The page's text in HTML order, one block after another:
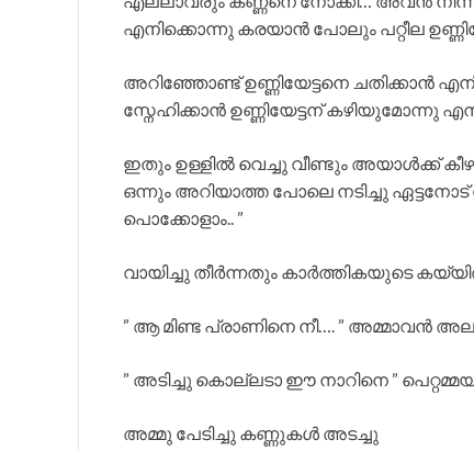
എനിക്കൊന്നു കരയാൻ പോലും പറ്റീല
അറിഞ്ഞോണ്ട് ഉണ്ണിയേട്ടനെ ചതിക്കാൻ
സ്നേഹിക്കാൻ ഉണ്ണിയേട്ടന് കഴിയുമോന്നു
ഇതും ഉള്ളിൽ വെച്ചു വീണ്ടും അയാൾക്ക്‌
ഒന്നും അറിയാത്ത പോലെ നടിച്ചു ഏട്ടനോട്
പൊക്കോളാം.. ”
വായിച്ചു തീർന്നതും കാർത്തികയുടെ
” ആ മിണ്ട പ്രാണിനെ നീ…. ” അമ്മാവൻ
” അടിച്ചു കൊല്ലടാ ഈ നാറിനെ ”
അമ്മു പേടിച്ചു കണ്ണുകൾ അടച്ചു